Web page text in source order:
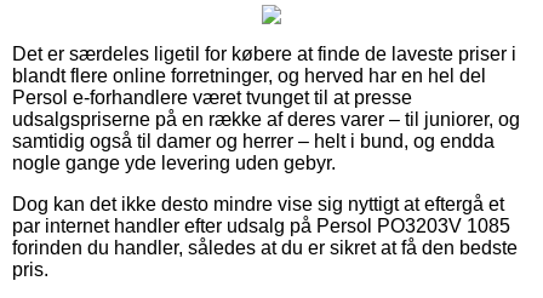
Det er særdeles ligetil for købere at finde de laveste priser i
blandt flere online forretninger, og herved har en hel del
Persol e-forhandlere været tvunget til at presse
udsalgspriserne på en række af deres varer – til juniorer, og
samtidig også til damer og herrer – helt i bund, og endda
nogle gange yde levering uden gebyr.
Dog kan det ikke desto mindre vise sig nyttigt at eftergå et
par internet handler efter udsalg på Persol PO3203V 1085
forinden du handler, således at du er sikret at få den bedste
pris.